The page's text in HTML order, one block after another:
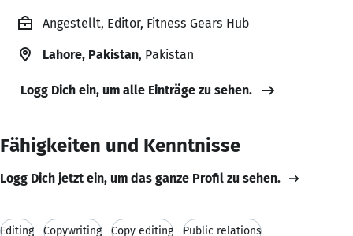
Angestellt, Editor, Fitness Gears Hub
Lahore, Pakistan, Pakistan
Logg Dich ein, um alle Einträge zu sehen.
Fähigkeiten und Kenntnisse
Logg Dich jetzt ein, um das ganze Profil zu sehen.
Editing Copywriting Copy editing Public relations